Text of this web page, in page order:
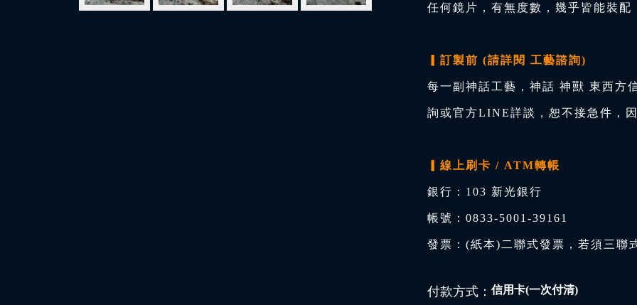
任何鏡片，有無度數，幾乎皆能裝
▎訂製前 (請詳閱 工藝諮詢)
每一副神話工藝，神話 神獸 東西方
詢或官方LINE詳談，恕不接急件，
▎線上刷卡 / ATM轉帳
銀行：103 新光銀行
帳號：0833-5001-39161
發票：(紙本)二聯式發票，若須三聯
付款方式：信用卡(一次付清)